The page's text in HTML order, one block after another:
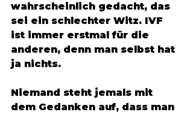
wahrscheinlich gedacht, das
sei ein schlechter Witz. IVF
ist immer erstmal für die
anderen, denn man selbst hat
ja nichts.
Niemand steht jemals mit
dem Gedanken auf, dass man